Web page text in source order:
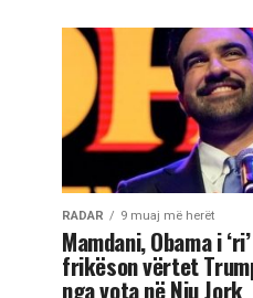
RADAR 9 muaj më herët
Mamdani, Obama i
frikëson vërtet
nga vota në Nju Jork